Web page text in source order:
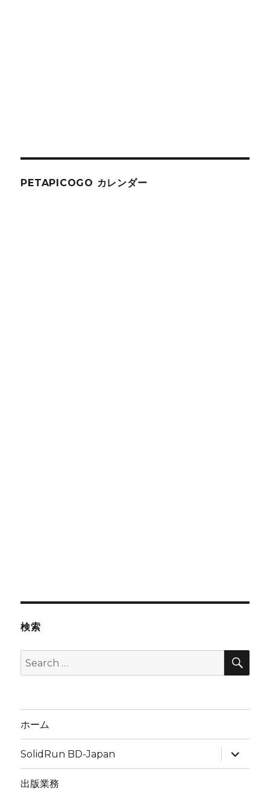
PETAPICOGO カレンダー
検索
Search
for:
ホーム
SolidRun BD-Japan
expand
child
menu
出版業務